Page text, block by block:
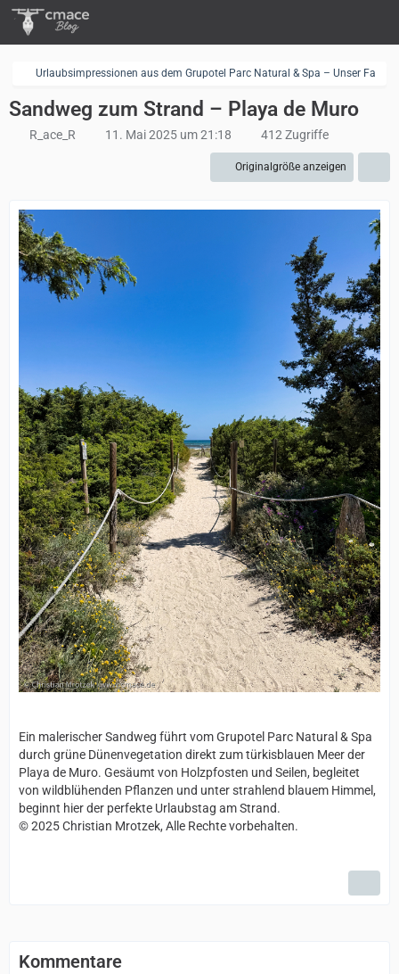
Urlaubsimpressionen aus dem Grupotel Parc Natural & Spa – Unser
Sandweg zum Strand – Playa de Muro
R_ace_R 11. Mai 2025 um 21:18 412 Zugriffe
Originalgröße anzeigen
Ein malerischer Sandweg führt vom Grupotel Parc Natural & Spa
durch grüne Dünenvegetation direkt zum türkisblauen Meer der
Playa de Muro. Gesäumt von Holzpfosten und Seilen, begleitet
von wildblühenden Pflanzen und unter strahlend blauem Himmel,
beginnt hier der perfekte Urlaubstag am Strand.
© 2025 Christian Mrotzek, Alle Rechte vorbehalten.
Kommentare